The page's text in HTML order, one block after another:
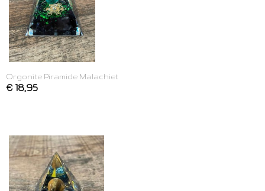
Orgonite Piramide Malachiet
€ 18,95